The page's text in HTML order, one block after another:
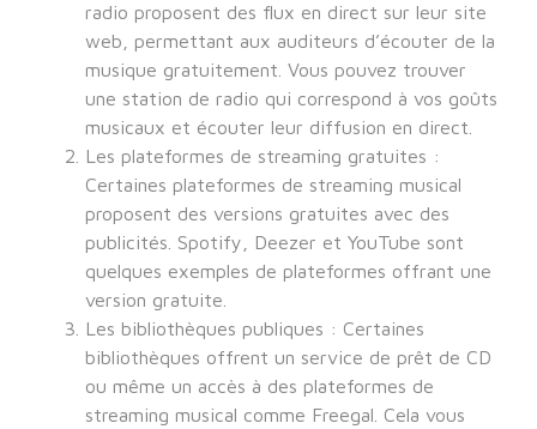
radio proposent des flux en direct sur leur site
web, permettant aux auditeurs d’écouter de la
musique gratuitement. Vous pouvez trouver
une station de radio qui correspond à vos goûts
musicaux et écouter leur diffusion en direct.
Les plateformes de streaming gratuites :
Certaines plateformes de streaming musical
proposent des versions gratuites avec des
publicités. Spotify, Deezer et YouTube sont
quelques exemples de plateformes offrant une
version gratuite.
Les bibliothèques publiques : Certaines
bibliothèques offrent un service de prêt de CD
ou même un accès à des plateformes de
streaming musical comme Freegal. Cela vous